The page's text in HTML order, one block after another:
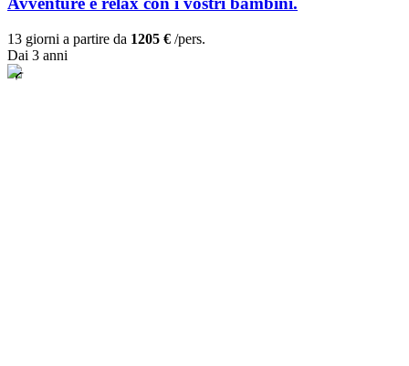
13 giorni a partire da 1205 € /pers.
Dai 3 anni